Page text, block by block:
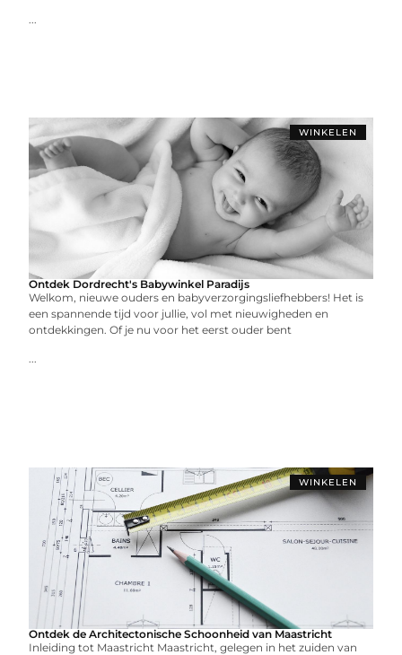
...
WINKELEN
Ontdek Dordrecht's Babywinkel Paradijs
Welkom, nieuwe ouders en babyverzorgingsliefhebbers! Het is
een spannende tijd voor jullie, vol met nieuwigheden en
ontdekkingen. Of je nu voor het eerst ouder bent
...
WINKELEN
Ontdek de Architectonische Schoonheid van Maastricht
Inleiding tot Maastricht Maastricht, gelegen in het zuiden van